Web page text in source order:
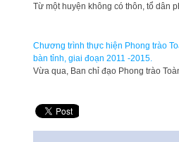
Từ một huyện không có thôn, tổ dân
Chương trình thực hiện Phong trào
bàn tỉnh, giai đoạn 2011 -2015.
Vừa qua, Ban chỉ đạo Phong trào